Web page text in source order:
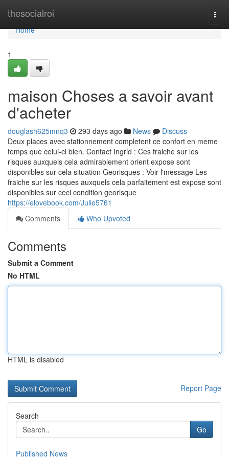
thesocialroi
Home
Home
1
maison Choses a savoir avant
d'acheter
douglash625mnq3 293 days ago News
Discuss
Deux places avec stationnement completent ce confort en meme
temps que celui-ci bien. Contact Ingrid : Ces fraiche sur les
risques auxquels cela admirablement orient expose sont
disponibles sur cela situation Georisques : Voir l'message Les
fraiche sur les risques auxquels cela parfaitement est expose sont
disponibles sur ceci condition georisque
https://elovebook.com/Julie5761
Comments
Who Upvoted
Comments
Submit a Comment
No HTML
HTML is disabled
Report Page
Search
Go
Published News